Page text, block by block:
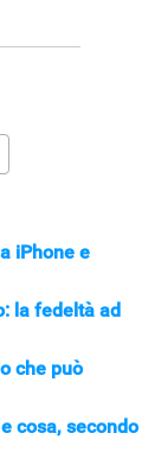
iPhone e
la fedeltà ad
che può
cosa, secondo